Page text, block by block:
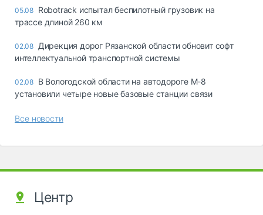
05.08 Robotrack испытал беспилотный грузовик на
трассе длиной 260 км
02.08 Дирекция дорог Рязанской области обновит софт
интеллектуальной транспортной системы
02.08 В Вологодской области на автодороге М-8
установили четыре новые базовые станции связи
Все новости
Центр